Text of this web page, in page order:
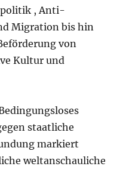
, Anti-
Migration bis hin
von
Kultur und
staatliche
markiert
weltanschauliche